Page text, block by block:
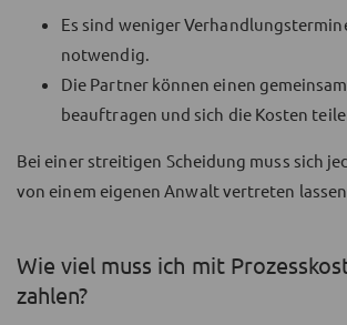
Es sind weniger
notwendig.
Die Partner können einen
beauftragen und sich die Kosten
Bei einer streitigen Scheidung muss sich
von einem eigenen Anwalt vertreten
Wie viel muss ich mit
zahlen?